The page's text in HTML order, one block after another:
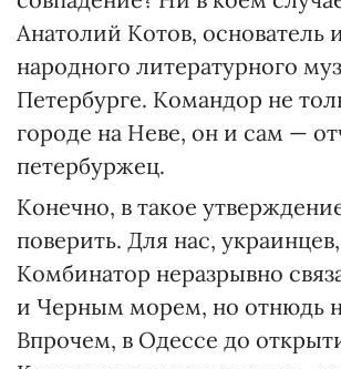
Анатолий Котов, основатель
народного литературного
Петербурге. Командор не
городе на Неве, он и сам —
петербуржец.
Конечно, в такое
поверить. Для нас,
Комбинатор неразрывно
и Черным морем, но отнюдь
Впрочем, в Одессе до